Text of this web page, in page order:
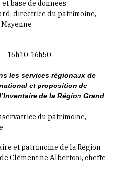
base de données
directrice du patrimoine,
16h10-16h50
les services régionaux de
et proposition de
de la Région Grand
du patrimoine,
et patrimoine de la Région
Clémentine Albertoni, cheffe